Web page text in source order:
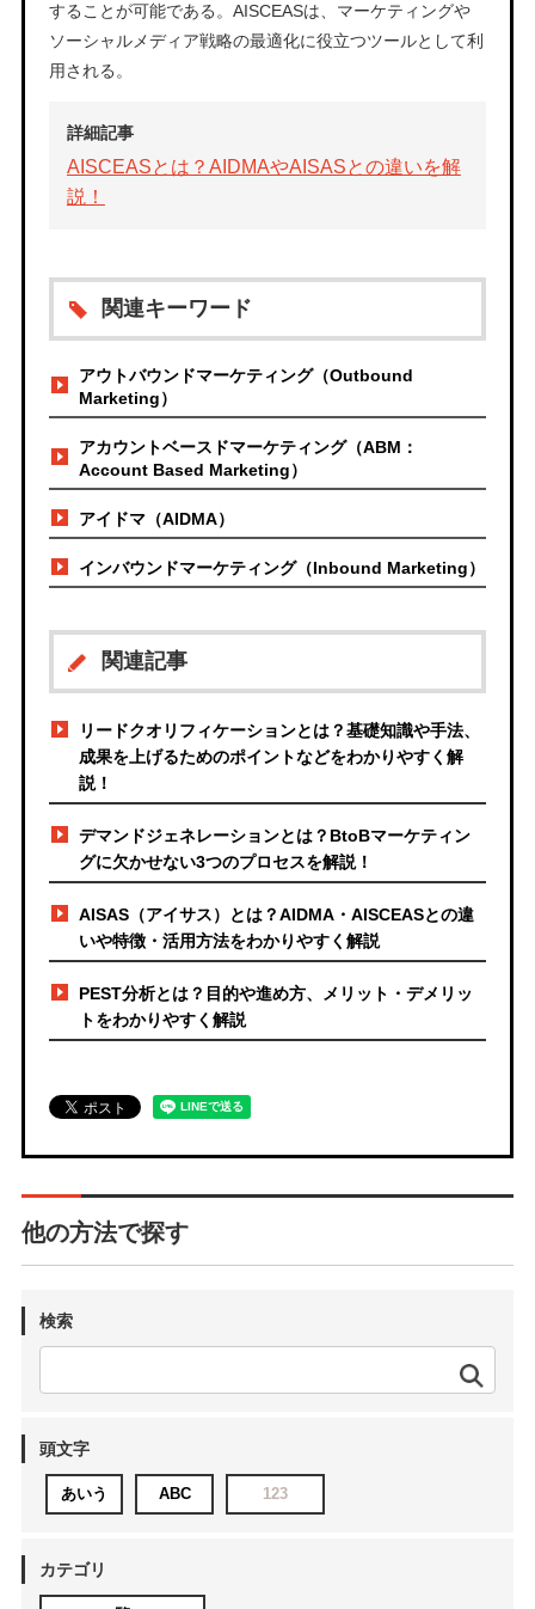
することが可能である。AISCEASは、マーケティングや
ソーシャルメディア戦略の最適化に役立つツールとして利
用される。
詳細記事
AISCEASとは？AIDMAやAISASとの違いを解
説！
関連キーワード
アウトバウンドマーケティング（Outbound
Marketing）
アカウントベースドマーケティング（ABM：
Account Based Marketing）
アイドマ（AIDMA）
インバウンドマーケティング（Inbound Marketing）
関連記事
リードクオリフィケーションとは？基礎知識や手法、
成果を上げるためのポイントなどをわかりやすく解
説！
デマンドジェネレーションとは？BtoBマーケティン
グに欠かせない3つのプロセスを解説！
AISAS（アイサス）とは？AIDMA・AISCEASとの違
いや特徴・活用方法をわかりやすく解説
PEST分析とは？目的や進め方、メリット・デメリッ
トをわかりやすく解説
他の方法で探す
検索
頭文字
あいう ABC 123
カテゴリ